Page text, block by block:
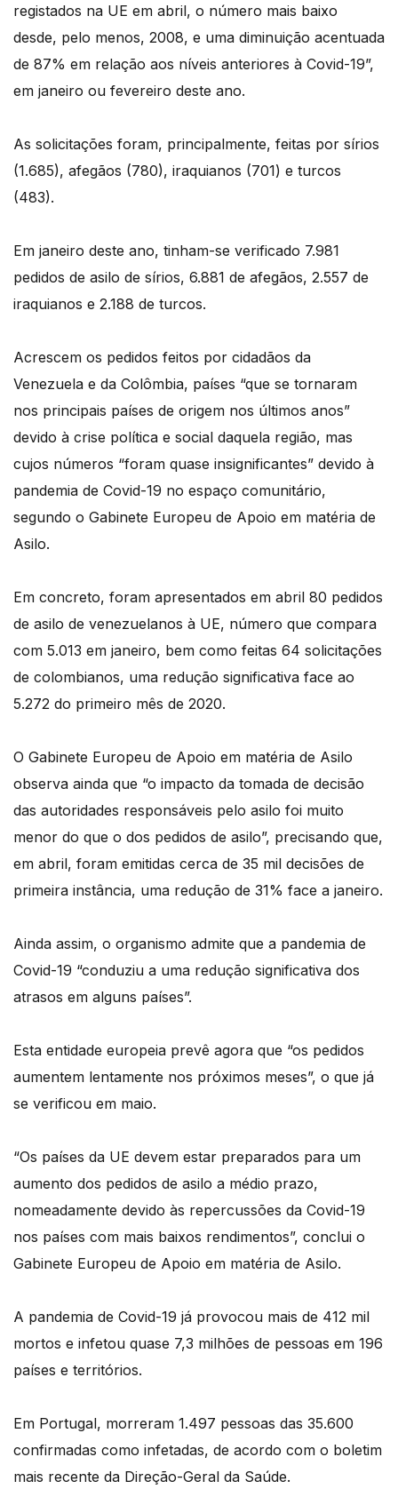
registados na UE em abril, o número mais baixo
desde, pelo menos, 2008, e uma diminuição acentuada
de 87% em relação aos níveis anteriores à Covid-19”,
em janeiro ou fevereiro deste ano.
As solicitações foram, principalmente, feitas por sírios
(1.685), afegãos (780), iraquianos (701) e turcos
(483).
Em janeiro deste ano, tinham-se verificado 7.981
pedidos de asilo de sírios, 6.881 de afegãos, 2.557 de
iraquianos e 2.188 de turcos.
Acrescem os pedidos feitos por cidadãos da
Venezuela e da Colômbia, países “que se tornaram
nos principais países de origem nos últimos anos”
devido à crise política e social daquela região, mas
cujos números “foram quase insignificantes” devido à
pandemia de Covid-19 no espaço comunitário,
segundo o Gabinete Europeu de Apoio em matéria de
Asilo.
Em concreto, foram apresentados em abril 80 pedidos
de asilo de venezuelanos à UE, número que compara
com 5.013 em janeiro, bem como feitas 64 solicitações
de colombianos, uma redução significativa face ao
5.272 do primeiro mês de 2020.
O Gabinete Europeu de Apoio em matéria de Asilo
observa ainda que “o impacto da tomada de decisão
das autoridades responsáveis pelo asilo foi muito
menor do que o dos pedidos de asilo”, precisando que,
em abril, foram emitidas cerca de 35 mil decisões de
primeira instância, uma redução de 31% face a janeiro.
Ainda assim, o organismo admite que a pandemia de
Covid-19 “conduziu a uma redução significativa dos
atrasos em alguns países”.
Esta entidade europeia prevê agora que “os pedidos
aumentem lentamente nos próximos meses”, o que já
se verificou em maio.
“Os países da UE devem estar preparados para um
aumento dos pedidos de asilo a médio prazo,
nomeadamente devido às repercussões da Covid-19
nos países com mais baixos rendimentos”, conclui o
Gabinete Europeu de Apoio em matéria de Asilo.
A pandemia de Covid-19 já provocou mais de 412 mil
mortos e infetou quase 7,3 milhões de pessoas em 196
países e territórios.
Em Portugal, morreram 1.497 pessoas das 35.600
confirmadas como infetadas, de acordo com o boletim
mais recente da Direção-Geral da Saúde.